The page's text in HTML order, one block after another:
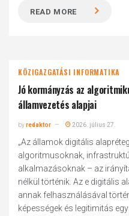
READ MORE
KÖZIGAZGATÁSI INFORMATIKA
Jó kormányzás az
államvezetés alapjai
byredaktor 2026. július 27.
„Az államok digitális
algoritmusoknak,
alkalmazásoknak – az
nélkül történik. Az e digitális
annak felhasználásával
képességek és legitimitás